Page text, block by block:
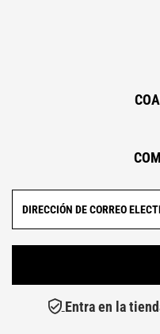
Entra en la